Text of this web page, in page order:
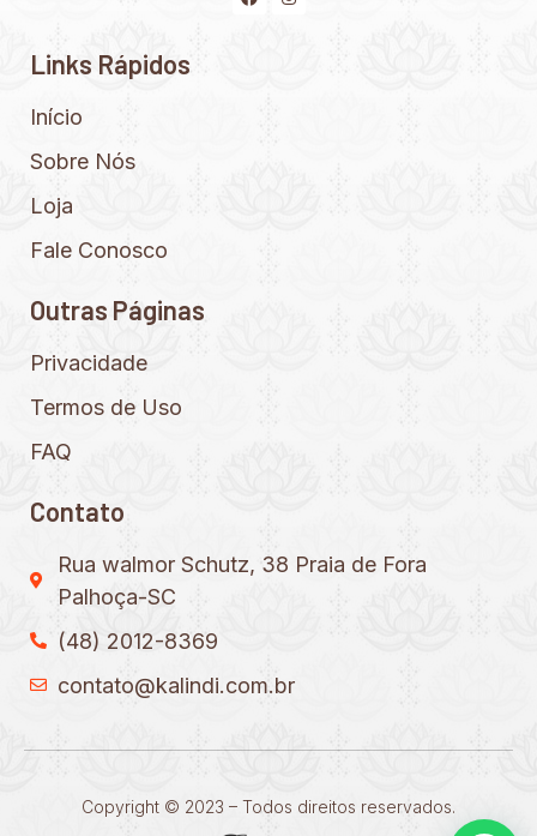
Links Rápidos
Início
Sobre Nós
Loja
Fale Conosco
Outras Páginas
Privacidade
Termos de Uso
FAQ
Contato
Rua walmor Schutz, 38 Praia de Fora
Palhoça-SC
(48) 2012-8369
contato@kalindi.com.br
Copyright © 2023 – Todos direitos reservados.